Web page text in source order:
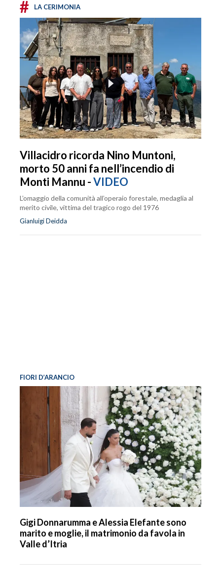
# LA CERIMONIA
Villacidro ricorda Nino Muntoni,
morto 50 anni fa nell’incendio di
Monti Mannu -VIDEO
L’omaggio della comunità all’operaio forestale, medaglia al
merito civile, vittima del tragico rogo del 1976
Gianluigi Deidda
FIORI D’ARANCIO
Gigi Donnarumma e Alessia Elefante sono
marito e moglie, il matrimonio da favola in
Valle d’Itria